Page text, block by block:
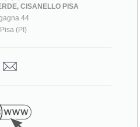
CISANELLO PISA
44
(PI)